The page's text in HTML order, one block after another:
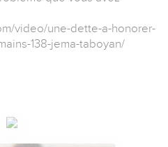
video/une-dette-a-honorer-
138-jema-taboyan/